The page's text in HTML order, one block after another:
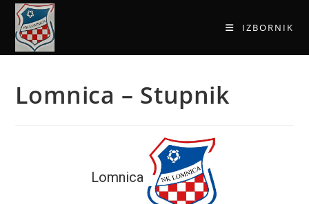
IZBORNIK
Lomnica – Stupnik
Lomnica